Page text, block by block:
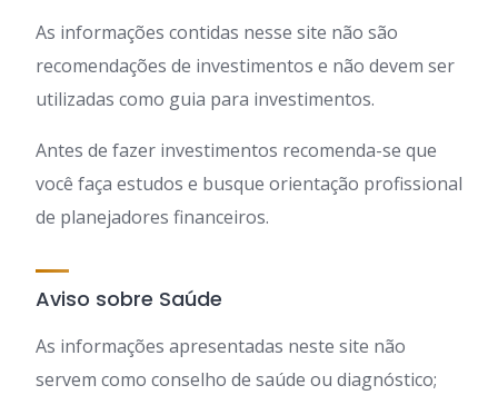
As informações contidas nesse site não são
recomendações de investimentos e não devem ser
utilizadas como guia para investimentos.
Antes de fazer investimentos recomenda-se que
você faça estudos e busque orientação profissional
de planejadores financeiros.
Aviso sobre Saúde
As informações apresentadas neste site não
servem como conselho de saúde ou diagnóstico;